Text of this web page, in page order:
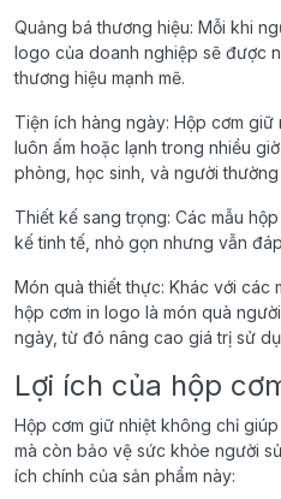
Quảng bá thương hiệu: Mỗi khi
logo của doanh nghiệp sẽ được
thương hiệu mạnh mẽ.
Tiện ích hàng ngày: Hộp cơm
luôn ấm hoặc lạnh trong nhiều
phòng, học sinh, và người
Thiết kế sang trọng: Các mẫu
kế tinh tế, nhỏ gọn nhưng vẫn
Món quà thiết thực: Khác với các
hộp cơm in logo là món quà
ngày, từ đó nâng cao giá trị sử
Lợi ích của hộp
Hộp cơm giữ nhiệt không chỉ
mà còn bảo vệ sức khỏe người
ích chính của sản phẩm này: